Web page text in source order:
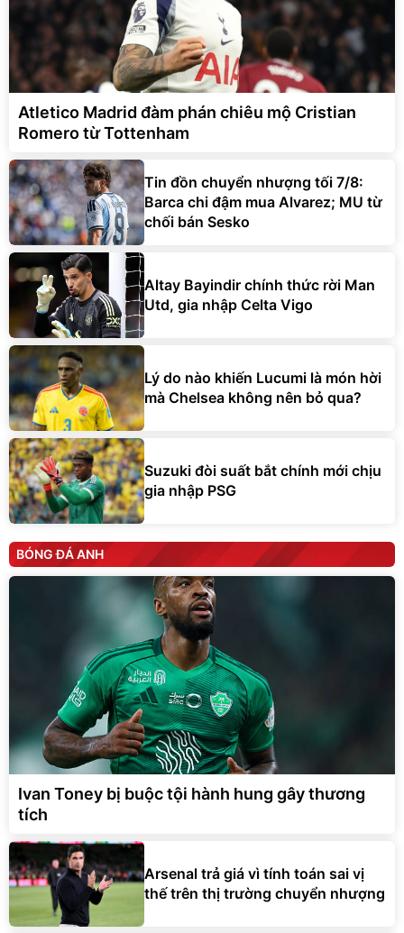
Atletico Madrid đàm phán chiêu mộ Cristian
Romero từ Tottenham
Tin đồn chuyển nhượng tối 7/8:
Barca chi đậm mua Alvarez; MU từ
chối bán Sesko
Altay Bayindir chính thức rời Man
Utd, gia nhập Celta Vigo
Lý do nào khiến Lucumi là món hời
mà Chelsea không nên bỏ qua?
Suzuki đòi suất bắt chính mới chịu
gia nhập PSG
BÓNG ĐÁ ANH
Ivan Toney bị buộc tội hành hung gây thương
tích
Arsenal trả giá vì tính toán sai vị
thế trên thị trường chuyển nhượng